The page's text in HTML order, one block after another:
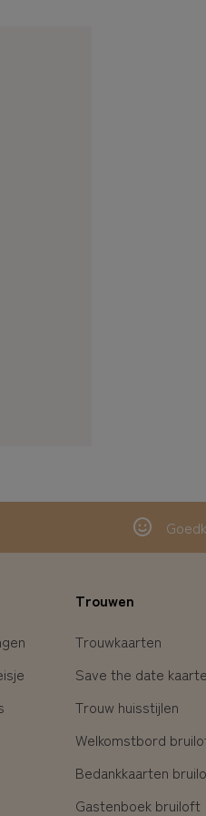
Trouwen
Trouwkaarten
Save the date
Trouw huisstijlen
Welkomstbord
Bedankkaarten
Gastenboek bruiloft